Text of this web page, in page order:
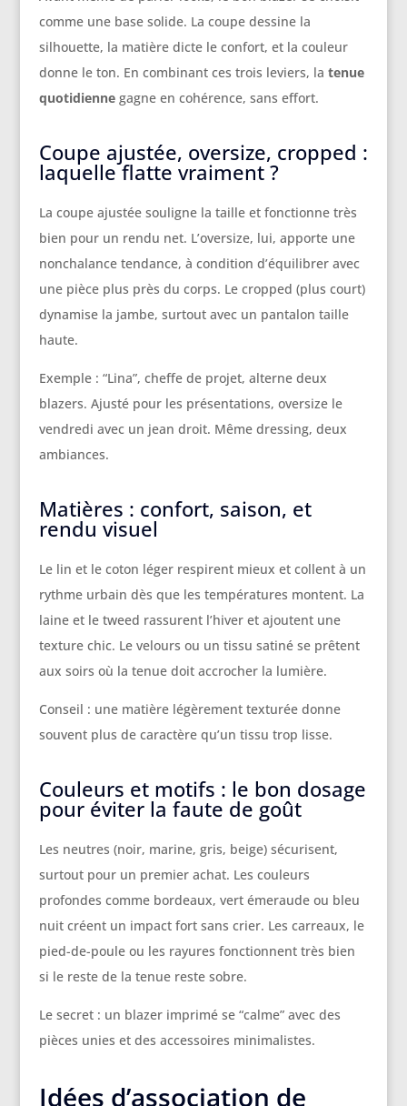
comme une base solide. La coupe dessine la
silhouette, la matière dicte le confort, et la couleur
donne le ton. En combinant ces trois leviers, la tenue
quotidiennegagne en cohérence, sans effort.
Coupe ajustée, oversize, cropped :
laquelle flatte vraiment ?
La coupe ajustée souligne la taille et fonctionne très
bien pour un rendu net. L’oversize, lui, apporte une
nonchalance tendance, à condition d’équilibrer avec
une pièce plus près du corps. Le cropped (plus court)
dynamise la jambe, surtout avec un pantalon taille
haute.
Exemple : “Lina”, cheffe de projet, alterne deux
blazers. Ajusté pour les présentations, oversize le
vendredi avec un jean droit. Même dressing, deux
ambiances.
Matières : confort, saison, et
rendu visuel
Le lin et le coton léger respirent mieux et collent à un
rythme urbain dès que les températures montent. La
laine et le tweed rassurent l’hiver et ajoutent une
texture chic. Le velours ou un tissu satiné se prêtent
aux soirs où la tenue doit accrocher la lumière.
Conseil : une matière légèrement texturée donne
souvent plus de caractère qu’un tissu trop lisse.
Couleurs et motifs : le bon dosage
pour éviter la faute de goût
Les neutres (noir, marine, gris, beige) sécurisent,
surtout pour un premier achat. Les couleurs
profondes comme bordeaux, vert émeraude ou bleu
nuit créent un impact fort sans crier. Les carreaux, le
pied-de-poule ou les rayures fonctionnent très bien
si le reste de la tenue reste sobre.
Le secret : un blazer imprimé se “calme” avec des
pièces unies et des accessoires minimalistes.
Idées d’association de